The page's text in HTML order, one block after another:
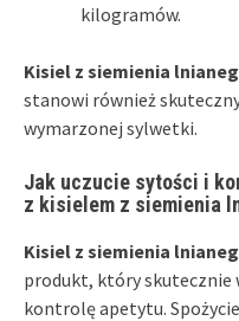
kilogramów.
Kisiel z siemienia
stanowi również
wymarzonej sylwetki.
Jak uczucie sytości i
z kisielem z siemienia
Kisiel z siemienia
produkt, który skutecznie
kontrolę apetytu.